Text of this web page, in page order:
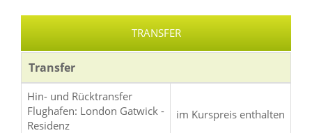
TRANSFER
Transfer
Hin- und Rücktransfer
Flughafen: London Gatwick -
Residenz
im Kurspreis enthalten